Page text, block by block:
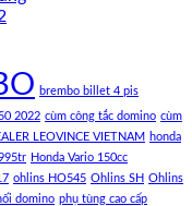
brembo billet 4 pis
2022 cùm công tắc domino cùm
LEOVINCE VIETNAM honda
Honda Vario 150cc
ohlins HO545 Ohlins SH Ohlins
domino phụ tùng cao cấp